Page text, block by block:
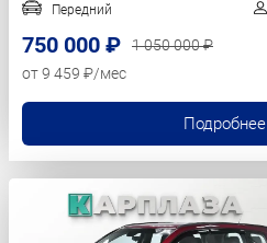
Передний
750 000 ₽
1 050 000 ₽
от 9 459 ₽/мес
Подробнее